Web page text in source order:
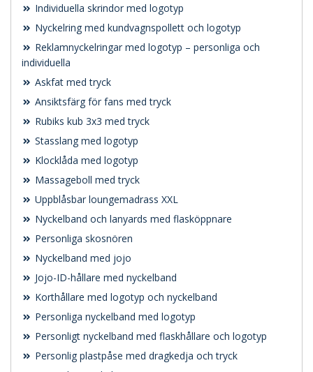
Individuella skrindor med logotyp
Nyckelring med kundvagnspollett och logotyp
Reklamnyckelringar med logotyp – personliga och
individuella
Askfat med tryck
Ansiktsfärg för fans med tryck
Rubiks kub 3x3 med tryck
Stasslang med logotyp
Klocklåda med logotyp
Massageboll med tryck
Uppblåsbar loungemadrass XXL
Nyckelband och lanyards med flasköppnare
Personliga skosnören
Nyckelband med jojo
Jojo-ID-hållare med nyckelband
Korthållare med logotyp och nyckelband
Personliga nyckelband med logotyp
Personligt nyckelband med flaskhållare och logotyp
Personlig plastpåse med dragkedja och tryck